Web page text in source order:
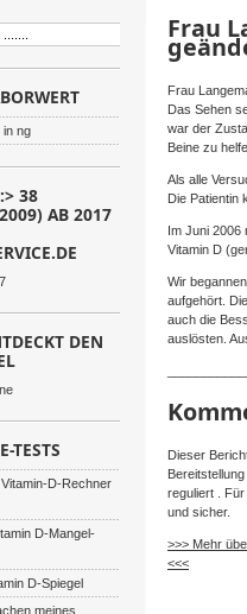
Frau
Frau
Das Sehen
war der
Beine zu
Als alle
Die Patientin
Im Juni 2006
Vitamin D
Wir
aufgehört.
auch die
auslösten.
Dieser
reguliert .
und sicher.
>>> Mehr
<<<
in ng
38
AB 2017
DEN
TESTS
D-Rechner
D-Mangel-
D-Spiegel
meines